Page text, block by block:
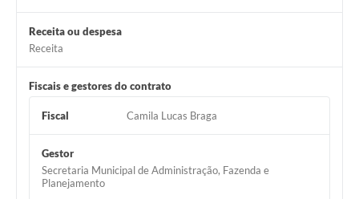
Receita ou despesa
Receita
Fiscais e gestores do contrato
Fiscal Camila Lucas Braga
Gestor
Secretaria Municipal de Administração, Fazenda e
Planejamento